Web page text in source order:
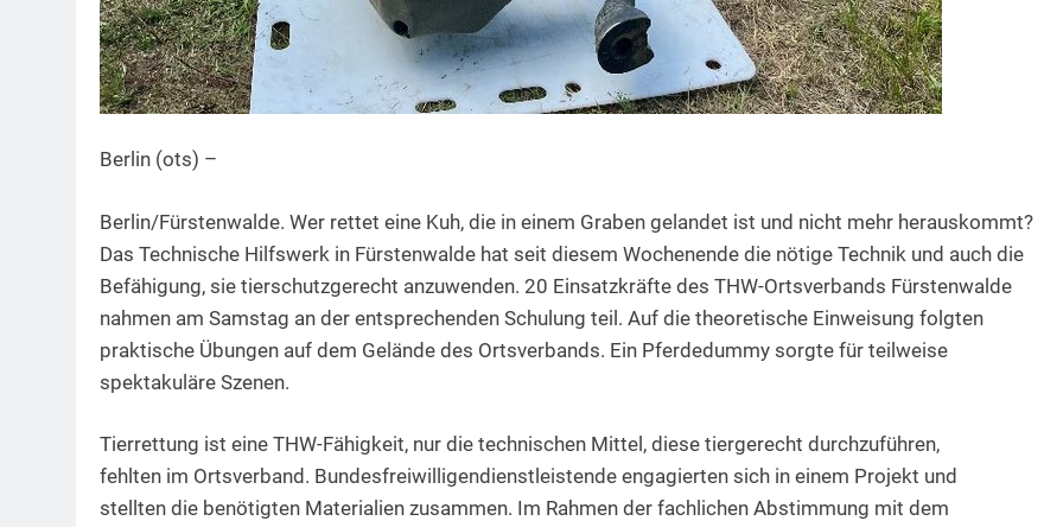
Berlin (ots) –
Berlin/Fürstenwalde. Wer rettet eine Kuh, die in einem Graben gelandet ist und nicht mehr herauskommt?
Das Technische Hilfswerk in Fürstenwalde hat seit diesem Wochenende die nötige Technik und auch die
Befähigung, sie tierschutzgerecht anzuwenden. 20 Einsatzkräfte des THW-Ortsverbands Fürstenwalde
nahmen am Samstag an der entsprechenden Schulung teil. Auf die theoretische Einweisung folgten
praktische Übungen auf dem Gelände des Ortsverbands. Ein Pferdedummy sorgte für teilweise
spektakuläre Szenen.
Tierrettung ist eine THW-Fähigkeit, nur die technischen Mittel, diese tiergerecht durchzuführen,
fehlten im Ortsverband. Bundesfreiwilligendienstleistende engagierten sich in einem Projekt und
stellten die benötigten Materialien zusammen. Im Rahmen der fachlichen Abstimmung mit dem